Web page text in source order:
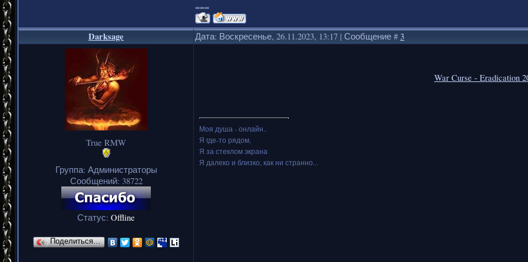
===
Darksage Дата: Воскресенье, 26.11.2023, 13:17 | Сообщение # 3
True RMW
Группа: Администраторы
Сообщений: 38722
Статус: Offline
Поделиться…
War Curse - Eradication
Моя душа - онлайн..
Я где-то рядом,
Я за стеклом экрана
Я далеко и близко, как ни странно...